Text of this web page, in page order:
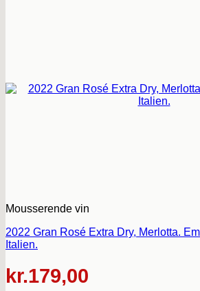
Mousserende vin
2022 Gran Rosé Extra Dry, Merlotta.
Italien.
kr.179,00